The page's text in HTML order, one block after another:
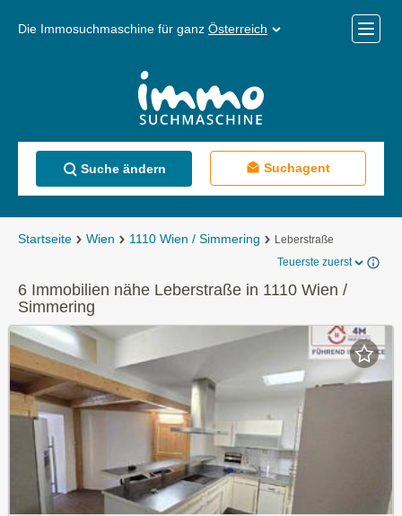
Die Immosuchmaschine für ganz Österreich
Menü
Suche ändern Suchagent
Startseite Wien 1110 Wien / Simmering
Leberstraße
Teuerste zuerst
6 Immobilien nähe Leberstraße in 1110 Wien /
Simmering